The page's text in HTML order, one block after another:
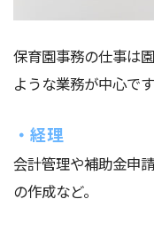
保育園事務の仕事は
ような業務が中心です
・経理
会計管理や補助金申
の作成など。